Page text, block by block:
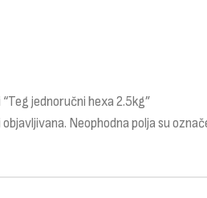
jednoručni hexa 2.5kg”
Neophodna polja su